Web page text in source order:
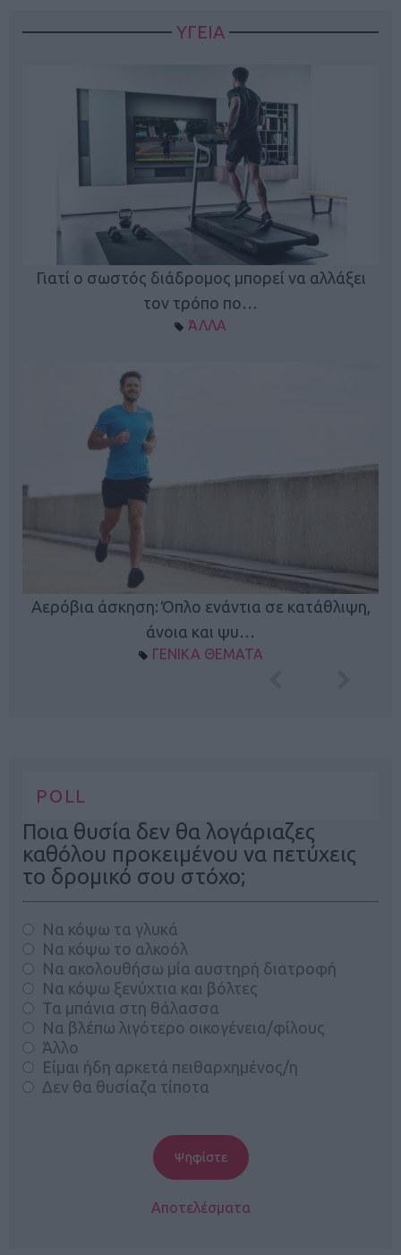
ΥΓΕΙΑ
Γιατί ο σωστός διάδρομος μπορεί να αλλάξει
τον τρόπο πο…
ΆΛΛΑ
Αερόβια άσκηση: Όπλο ενάντια σε κατάθλιψη,
άνοια και ψυ…
ΓΕΝΙΚΑ ΘΕΜΑΤΑ
POLL
Ποια θυσία δεν θα λογάριαζες
καθόλου προκειμένου να πετύχεις
το δρομικό σου στόχο;
Να κόψω τα γλυκά
Να κόψω το αλκοόλ
Να ακολουθήσω μία αυστηρή διατροφή
Να κόψω ξενύχτια και βόλτες
Τα μπάνια στη θάλασσα
Να βλέπω λιγότερο οικογένεια/φίλους
Άλλο
Είμαι ήδη αρκετά πειθαρχημένος/η
Δεν θα θυσίαζα τίποτα
Αποτελέσματα